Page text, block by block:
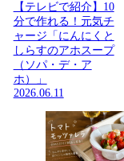
【テレビで紹介】10
分で作れる！元気チ
ャージ「にんにくと
しらすのアホスープ
（ソパ・デ・ア
ホ）」
2026.06.11